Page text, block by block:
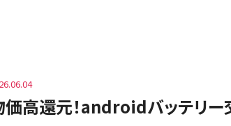
価高還元！androidバッテリー